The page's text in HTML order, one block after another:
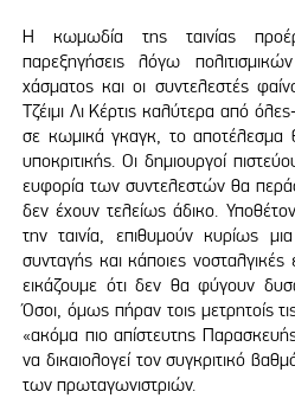
Η κωμωδία της ταινίας
παρεξηγήσεις λόγω
χάσματος και οι συντελεστές
Τζέιμι Λι Κέρτις καλύτερα από
σε κωμικά γκαγκ, το αποτέλεσμα
υποκριτικής. Οι δημιουργοί
ευφορία των συντελεστών θα
δεν έχουν τελείως άδικο.
την ταινία, επιθυμούν κυρίως
συνταγής και κάποιες
εικάζουμε ότι δεν θα φύγουν
Όσοι, όμως πήραν τοις μετρητοίς
«ακόμα πιο απίστευτης
να δικαιολογεί τον συγκριτικό
των πρωταγωνιστριών.